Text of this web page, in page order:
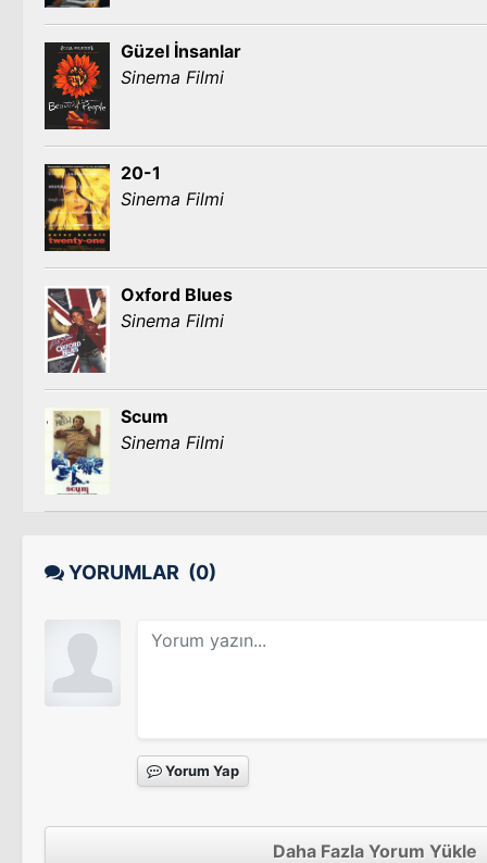
Güzel İnsanlar
Sinema Filmi
20-1
Sinema Filmi
Oxford Blues
Sinema Filmi
Scum
Sinema Filmi
YORUMLAR (0)
Yorum Yap
Daha Fazla Yorum Yükle